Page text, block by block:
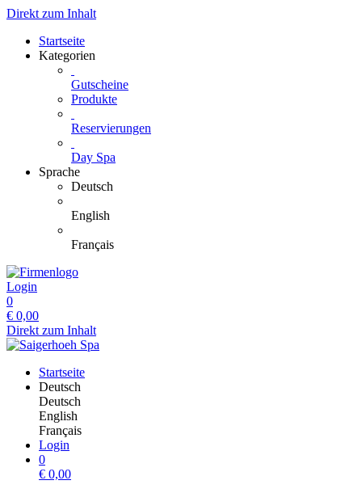
Direkt zum Inhalt
Startseite
Kategorien
Gutscheine
Produkte
Reservierungen
Day Spa
Sprache
Deutsch
English
Français
Login
0
€ 0,00
Direkt zum Inhalt
Startseite
Deutsch
Deutsch
English
Français
Login
0
€ 0,00